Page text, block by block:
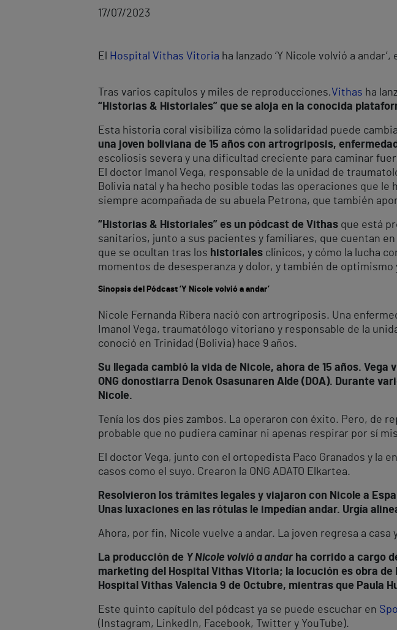
17/07/2023
El Hospital Vithas Vitoria ha lanzado ‘Y Nicole volvió a
Tras varios capítulos y miles de reproducciones,Vithas ha
“Historias & Historiales” que se aloja en la conocida
Esta historia coral visibiliza cómo la solidaridad puede
una joven boliviana de 15 años con artrogriposis,
escoliosis severa y una dificultad creciente para caminar
El doctor Imanol Vega, responsable de la unidad de
Bolivia natal y ha hecho posible todas las operaciones que
siempre acompañada de su abuela Petrona, que también
“Historias & Historiales” es un pódcast de Vithas que está
sanitarios, junto a sus pacientes y familiares, que cuentan
que se ocultan tras los historiales clínicos, y cómo la lucha
momentos de desesperanza y dolor, y también de
Sinopsis del Pódcast ‘Y Nicole volvió a andar’
Nicole Fernanda Ribera nació con artrogriposis. Una
Imanol Vega, traumatólogo vitoriano y responsable de la
conoció en Trinidad (Bolivia) hace 9 años.
Su llegada cambió la vida de Nicole, ahora de 15 años.
ONG donostiarra Denok Osasunaren Alde (DOA). Durante
Nicole.
Tenía los dos pies zambos. La operaron con éxito. Pero, de
probable que no pudiera caminar ni apenas respirar por sí
El doctor Vega, junto con el ortopedista Paco Granados y la
casos como el suyo. Crearon la ONG ADATO Elkartea.
Resolvieron los trámites legales y viajaron con Nicole a
Unas luxaciones en las rótulas le impedían andar. Urgía
Ahora, por fin, Nicole vuelve a andar. La joven regresa a
La producción de Y Nicole volvió a andar ha corrido a cargo
marketing del Hospital Vithas Vitoria; la locución es obra
Hospital Vithas Valencia 9 de Octubre, mientras que Paula
Este quinto capítulo del pódcast ya se puede escuchar en
(Instagram, LinkedIn, Facebook, Twitter y YouTube).